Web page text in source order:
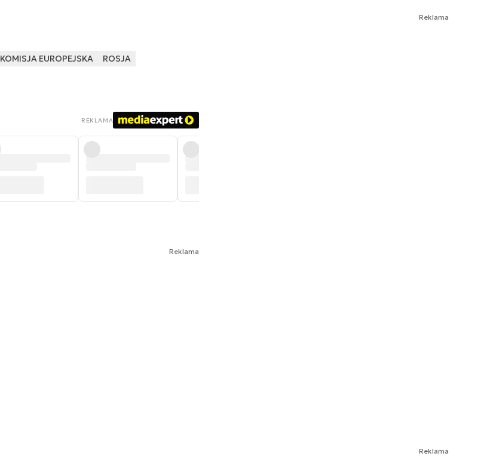
KOMISJA EUROPEJSKA
ROSJA
REKLAMA
Reklama
Reklama
Reklama